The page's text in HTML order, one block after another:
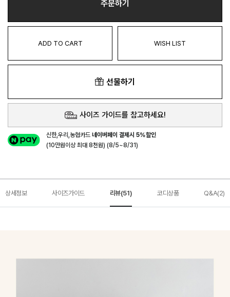
주문하기
ADD TO CART WISH LIST
선물하기
사이즈 가이드를 참고하세요!
신한,우리,농협카드네이버페이 결제시 5%할인
(10만원이상 최대 8천원) (8/5~8/31)
상세정보 사이즈가이드 리뷰(51) 코디상품 Q&A(2)